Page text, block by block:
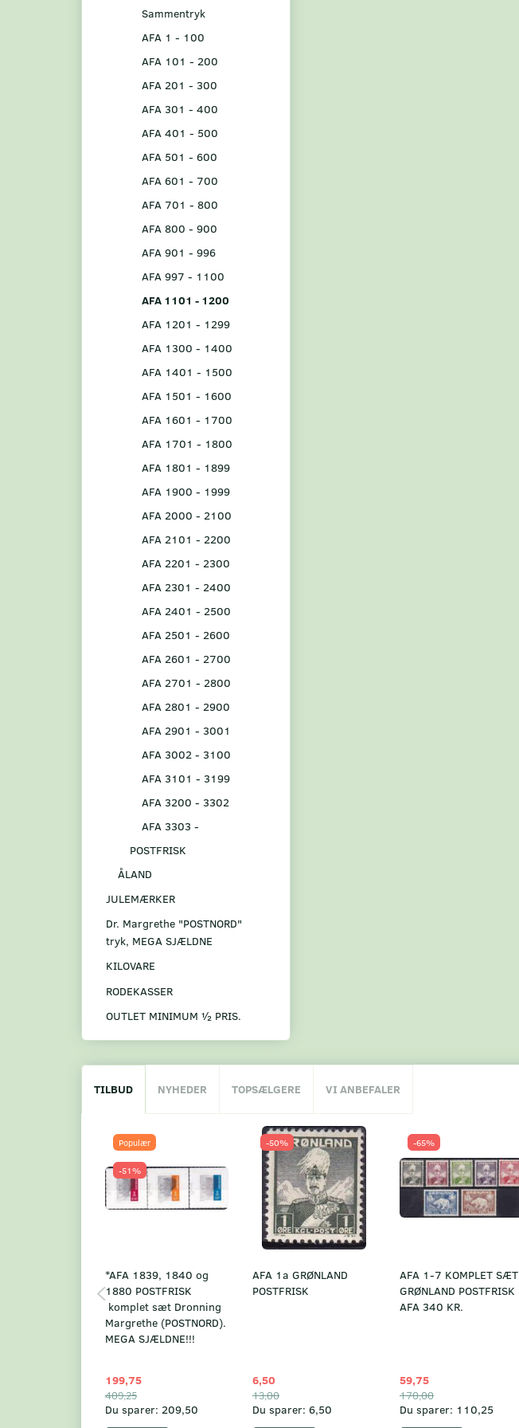
Sammentryk
AFA 1 - 100
AFA 101 - 200
AFA 201 - 300
AFA 301 - 400
AFA 401 - 500
AFA 501 - 600
AFA 601 - 700
AFA 701 - 800
AFA 800 - 900
AFA 901 - 996
AFA 997 - 1100
AFA 1101 - 1200
AFA 1201 - 1299
AFA 1300 - 1400
AFA 1401 - 1500
AFA 1501 - 1600
AFA 1601 - 1700
AFA 1701 - 1800
AFA 1801 - 1899
AFA 1900 - 1999
AFA 2000 - 2100
AFA 2101 - 2200
AFA 2201 - 2300
AFA 2301 - 2400
AFA 2401 - 2500
AFA 2501 - 2600
AFA 2601 - 2700
AFA 2701 - 2800
AFA 2801 - 2900
AFA 2901 - 3001
AFA 3002 - 3100
AFA 3101 - 3199
AFA 3200 - 3302
AFA 3303 -
POSTFRISK
ÅLAND
JULEMÆRKER
Dr. Margrethe "POSTNORD"
tryk, MEGA SJÆLDNE
KILOVARE
RODEKASSER
OUTLET MINIMUM ½ PRIS.
TILBUD NYHEDER TOPSÆLGERE VI ANBEFALER
Populær
-51%
*AFA 1839, 1840 og
1880 POSTFRISK
komplet sæt Dronning
Margrethe (POSTNORD).
MEGA SJÆLDNE!!!
199,75
409,25
Du sparer: 209,50
-50%
AFA 1a GRØNLAND
POSTFRISK
6,50
13,00
Du sparer: 6,50
-65%
AFA 1-7 KOMPLET SÆT
GRØNLAND POSTFRISK
AFA 340 KR.
59,75
170,00
Du sparer: 110,25